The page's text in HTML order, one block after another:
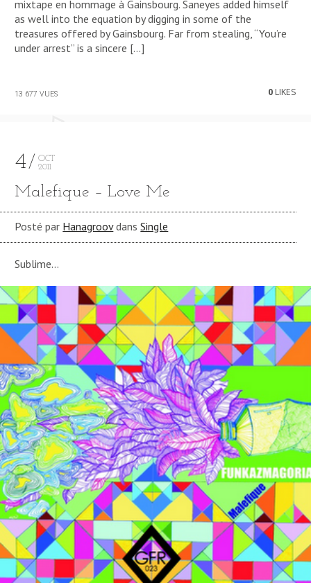
mixtape en hommage à Gainsbourg. Saneyes added himself
as well into the equation by digging in some of the
treasures offered by Gainsbourg. Far from stealing, “You’re
under arrest” is a sincere […]
13 677 VUES 0LIKES
4
OCT
2011
Malefique – Love Me
Posté par HanagroovdansSingle
Sublime…